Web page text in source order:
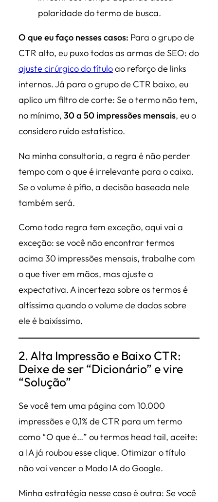
polaridade do termo de busca.
O que eu faço nesses casos: Para o grupo de
CTR alto, eu puxo todas as armas de SEO: do
ajuste cirúrgico do títuloao reforço de links
internos. Já para o grupo de CTR baixo, eu
aplico um filtro de corte: Se o termo não tem,
no mínimo, 30 a 50 impressões mensais, eu o
considero ruído estatístico.
Na minha consultoria, a regra é não perder
tempo com o que é irrelevante para o caixa.
Se o volume é pífio, a decisão baseada nele
também será.
Como toda regra tem exceção, aqui vai a
exceção: se você não encontrar termos
acima 30 impressões mensais, trabalhe com
o que tiver em mãos, mas ajuste a
expectativa. A incerteza sobre os termos é
altíssima quando o volume de dados sobre
ele é baixíssimo.
2. Alta Impressão e Baixo CTR:
Deixe de ser “Dicionário” e vire
“Solução”
Se você tem uma página com 10.000
impressões e 0,1% de CTR para um termo
como “O que é…” ou termos head tail, aceite:
a IA já roubou esse clique. Otimizar o título
não vai vencer o Modo IA do Google.
Minha estratégia nesse caso é outra: Se você